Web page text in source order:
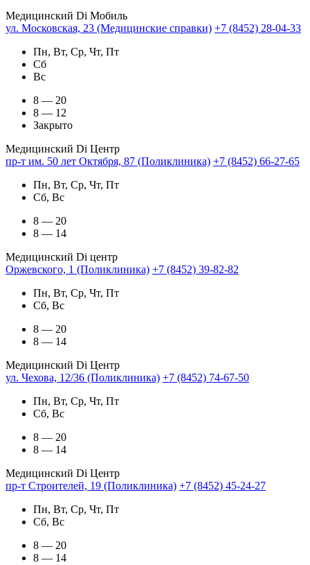
Медицинский Di Мобиль
ул. Московская, 23 (Медицинские справки) +7 (8452) 28-04-33
Пн, Вт, Ср, Чт, Пт
Сб
Вс
8 — 20
8 — 12
Закрыто
Медицинский Di Центр
пр-т им. 50 лет Октября, 87 (Поликлиника) +7 (8452) 66-27-65
Пн, Вт, Ср, Чт, Пт
Сб, Вс
8 — 20
8 — 14
Медицинский Di центр
Оржевского, 1 (Поликлиника) +7 (8452) 39-82-82
Пн, Вт, Ср, Чт, Пт
Сб, Вс
8 — 20
8 — 14
Медицинский Di Центр
ул. Чехова, 12/36 (Поликлиника) +7 (8452) 74-67-50
Пн, Вт, Ср, Чт, Пт
Сб, Вс
8 — 20
8 — 14
Медицинский Di Центр
пр-т Строителей, 19 (Поликлиника) +7 (8452) 45-24-27
Пн, Вт, Ср, Чт, Пт
Сб, Вс
8 — 20
8 — 14